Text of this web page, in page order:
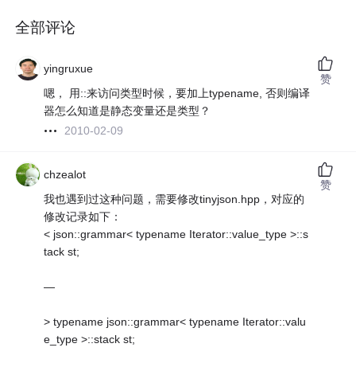
全部评论
yingruxue
嗯， 用::来访问类型时候，要加上typename, 否则编译
器怎么知道是静态变量还是类型？
2010-02-09
赞
chzealot
我也遇到过这种问题，需要修改tinyjson.hpp，对应的
修改记录如下：
< json::grammar< typename Iterator::value_type >::s
tack st;
—
> typename json::grammar< typename Iterator::valu
e_type >::stack st;
赞